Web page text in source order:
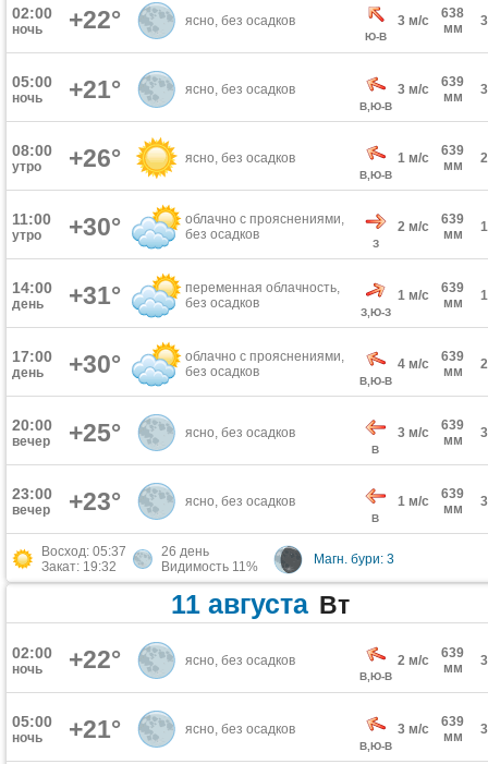
02:00
ночь +22° ясно, без осадков
Ю-В
3 м/с
638
мм
05:00
ночь +21° ясно, без осадков
В,Ю-В
3 м/с
639
мм
08:00
утро +26° ясно, без осадков
В,Ю-В
1 м/с
639
мм
11:00
утро +30°
облачно с прояснениями,
без осадков
З
2 м/с
639
мм
14:00
день +31°
переменная облачность,
без осадков
З,Ю-З
1 м/с
639
мм
17:00
день +30°
облачно с прояснениями,
без осадков
В,Ю-В
4 м/с
639
мм
20:00
вечер +25° ясно, без осадков
В
3 м/с
639
мм
23:00
вечер +23° ясно, без осадков
В
1 м/с
639
мм
Восход: 05:37
Закат: 19:32
26 день
Видимость 11%
Магн. бури: 3
11 августа Вт
02:00
ночь +22° ясно, без осадков
В,Ю-В
2 м/с
639
мм
05:00
ночь +21° ясно, без осадков
В,Ю-В
3 м/с
639
мм